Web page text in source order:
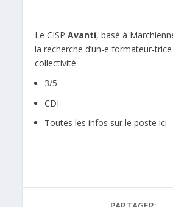
Le CISPAvanti, basé à
la recherche d’un-e formateur-
collectivité
3/5
CDI
Toutes les infos sur le poste ici